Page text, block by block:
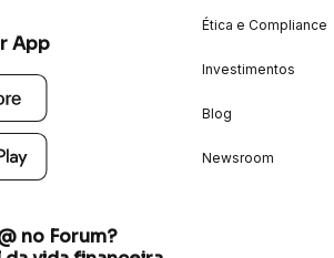
App
no Forum?
Ética e Compliance
Investimentos
Blog
Newsroom